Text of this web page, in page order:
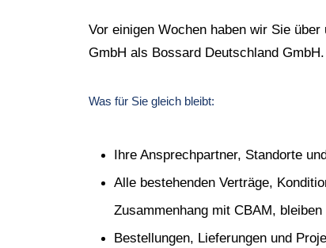
Vor einigen Wochen haben wir Sie
GmbH als Bossard Deutschland GmbH.
Was für Sie gleich bleibt:
Ihre Ansprechpartner, Standorte
Alle bestehenden Verträge,
Zusammenhang mit CBAM,
Bestellungen, Lieferungen und